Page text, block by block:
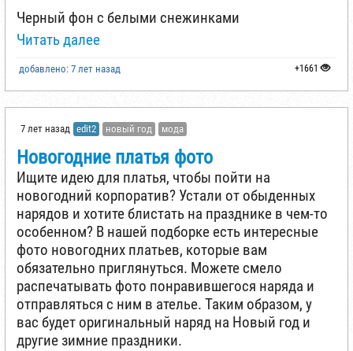
Черный фон с белыми снежинками
Читать далее
добавлено: 7 лет назад +1661
7 лет назад edit2 новый год мода
Новогодние платья фото
Ищите идею для платья, чтобы пойти на
новогодний корпоратив? Устали от обыденных
нарядов и хотите блистать на празднике в чем-то
особенном? В нашей подборке есть интересные
фото новогодних платьев, которые вам
обязательно приглянуться. Можете смело
распечатывать фото понравившегося наряда и
отправляться с ним в ателье. Таким образом, у
вас будет оригинальный наряд на Новый год и
другие зимние праздники.